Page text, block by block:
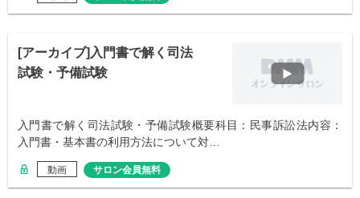
[アーカイブ]入門書で解く司法
試験・予備試験
入門書で解く司法試験・予備試験概要科目：民事訴訟法内容：
入門書・基本書の利用方法について対…
動画 サロン会員無料